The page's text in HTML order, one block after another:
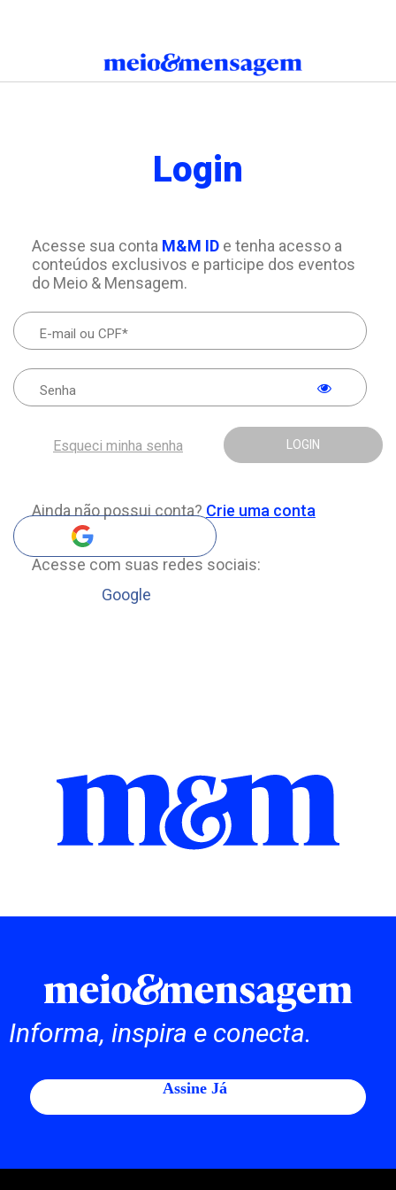
Login
Acesse sua conta M&M IDe tenha acesso a
conteúdos exclusivos e participe dos eventos
do Meio & Mensagem.
LOGIN
Esqueci minha senha
Ainda não possui conta? Crie uma conta
Acesse com suas redes sociais:
Google
Informa, inspira e conecta.
Assine Já